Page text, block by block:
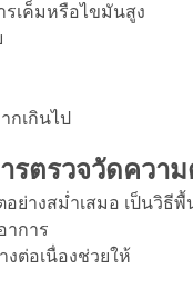
เค็มหรือไขมันสูง
กเกินไป
รตรวจวัดควา
ย่างสม่ำเสมอ เป็นวิ
าการ
ต่อเนื่องช่วยให้